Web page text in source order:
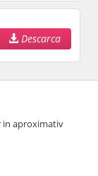
Descarca
in aproximativ